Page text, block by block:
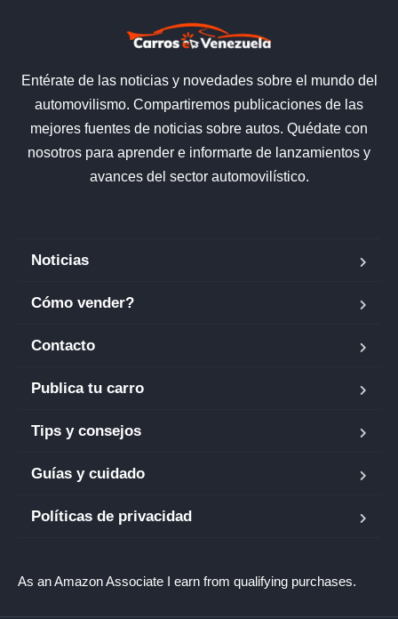
Entérate de las noticias y novedades sobre el mundo del
automovilismo. Compartiremos publicaciones de las
mejores fuentes de noticias sobre autos. Quédate con
nosotros para aprender e informarte de lanzamientos y
avances del sector automovilístico.
Noticias
Cómo vender?
Contacto
Publica tu carro
Tips y consejos
Guías y cuidado
Políticas de privacidad
As an Amazon Associate I earn from qualifying purchases.